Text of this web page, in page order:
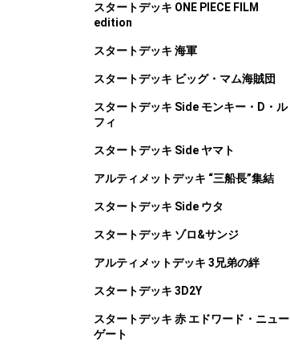
スタートデッキ ONE PIECE FILM
edition
スタートデッキ 海軍
スタートデッキ ビッグ・マム海賊団
スタートデッキ Side モンキー・D・ル
フィ
スタートデッキ Side ヤマト
アルティメットデッキ “三船長”集結
スタートデッキ Side ウタ
スタートデッキ ゾロ&サンジ
アルティメットデッキ 3兄弟の絆
スタートデッキ 3D2Y
スタートデッキ 赤 エドワード・ニュー
ゲート